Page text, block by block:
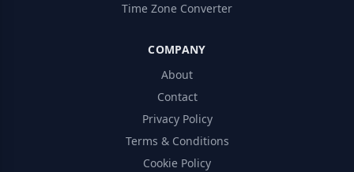
Time Zone Converter
COMPANY
About
Contact
Privacy Policy
Terms & Conditions
Cookie Policy